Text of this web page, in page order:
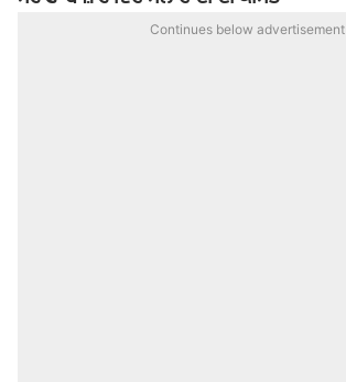
Continues below advertisement